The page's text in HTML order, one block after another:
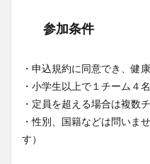
参加条件
・申込規約に同意でき、健
・小学生以上で１チーム４
・定員を超える場合は複数
・性別、国籍などは問いま
す）